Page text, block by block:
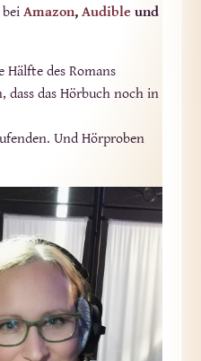
beiAmazon,Audible und
des Romans
dass das Hörbuch noch in
Und Hörproben